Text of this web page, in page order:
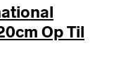
Op Til